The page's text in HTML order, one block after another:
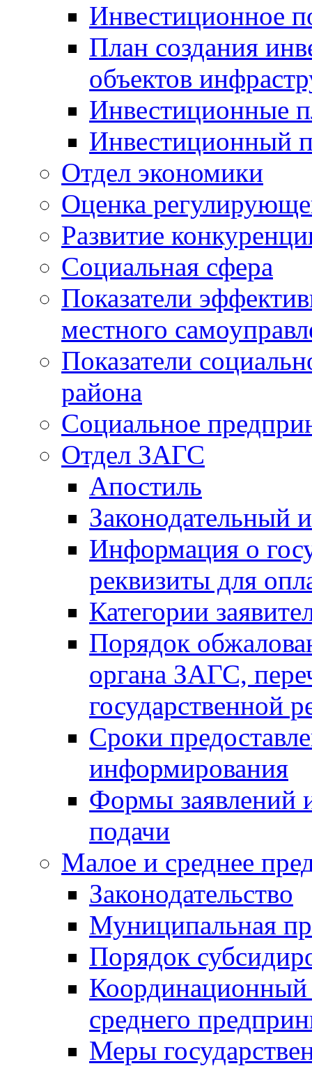
Инвестиционное
План создания
объектов
Инвестиционные
Инвестиционный
Отдел экономики
Оценка
Развитие
Социальная сфера
Показатели
местного
Показатели
района
Социальное
Отдел ЗАГС
Апостиль
Законодательный
Информация о
реквизиты для
Категории
Порядок
органа ЗАГС,
государственной
Сроки
информирования
Формы заявлений
подачи
Малое и среднее
Законодательство
Муниципальная
Порядок
Координационный
среднего
Меры